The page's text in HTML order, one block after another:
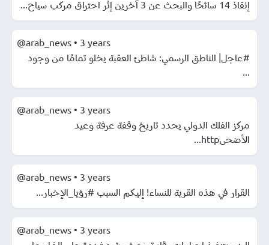
إنقاذ 14 سائحًا والبحث عن 3 آخرين إثر احتراق مركب سياح...
@arab_news • 3 years
#عاجل| الناطق الرسمي: شاطئ العقبة يخلو تمامًا من وجود
...
@arab_news • 3 years
مركز الفلك الدولي يحدد تاريخ وقفة عرفة وعيد
الأضحىhttp...
@arab_news • 3 years
القرار في هذه القرية للنساء! إليكم السبب #رؤيا_الإخبار...
@arab_news • 3 years